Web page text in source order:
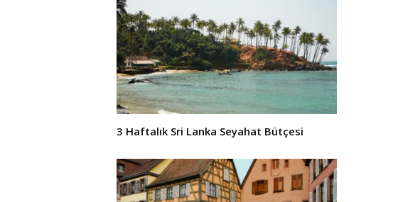
3 Haftalık Sri Lanka Seyahat Bütçesi